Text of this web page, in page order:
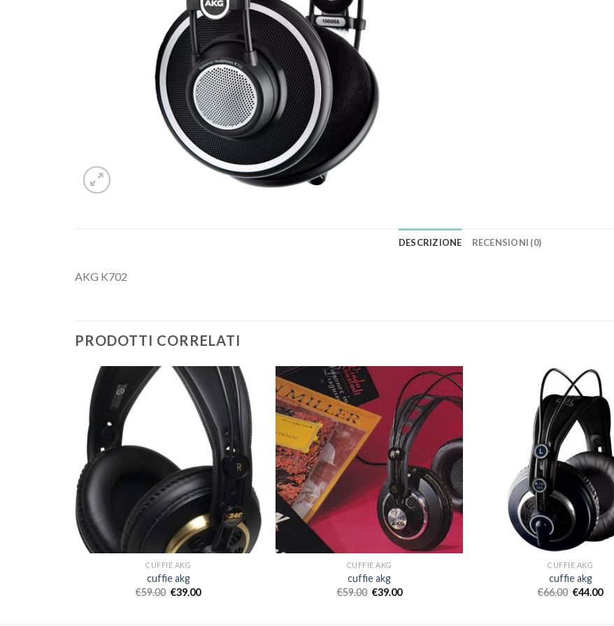
DESCRIZIONE RECENSIONI (0)
AKG K702
PRODOTTI CORRELATI
CUFFIE AKG
cuffie akg
€59.00 €39.00
CUFFIE AKG
cuffie akg
€59.00 €39.00
CUFFIE AKG
cuffie akg
€66.00 €44.00